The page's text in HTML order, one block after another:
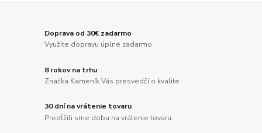
Doprava od 30€ zadarmo
Využite dopravu úplne zadarmo
8 rokov na trhu
Značka Kameník Vás presvedčí o kvalite
30 dní na vrátenie tovaru
Predĺžili sme dobu na vrátenie tovaru